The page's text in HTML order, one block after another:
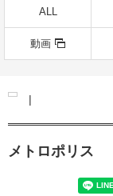
ALL
動画
|
メトロポリス